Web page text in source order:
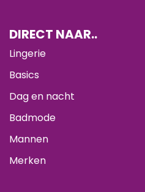
DIRECT NAAR..
Lingerie
Basics
Dag en nacht
Badmode
Mannen
Merken